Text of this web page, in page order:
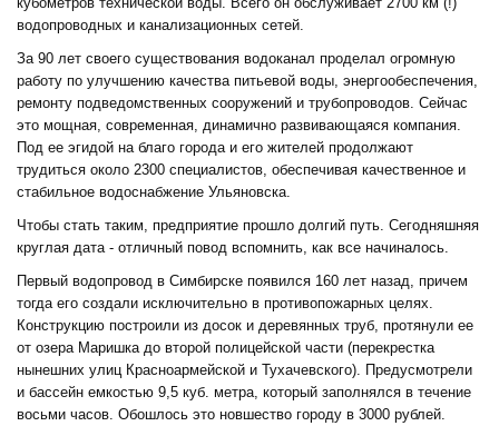
водопроводных и канализационных сетей.
За 90 лет своего существования водоканал проделал огромную
работу по улучшению качества питьевой воды, энергообеспечения,
ремонту подведомственных сооружений и трубопроводов. Сейчас
это мощная, современная, динамично развивающаяся компания.
Под ее эгидой на благо города и его жителей продолжают
трудиться около 2300 специалистов, обеспечивая качественное и
стабильное водоснабжение Ульяновска.
Чтобы стать таким, предприятие прошло долгий путь. Сегодняшняя
круглая дата - отличный повод вспомнить, как все начиналось.
Первый водопровод в Симбирске появился 160 лет назад, причем
тогда его создали исключительно в противопожарных целях.
Конструкцию построили из досок и деревянных труб, протянули ее
от озера Маришка до второй полицейской части (перекрестка
нынешних улиц Красноармейской и Тухачевского). Предусмотрели
и бассейн емкостью 9,5 куб. метра, который заполнялся в течение
восьми часов. Обошлось это новшество городу в 3000 рублей.